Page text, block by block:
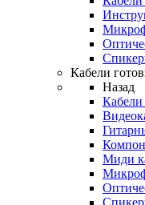
Кабели
Назад
Кабели
Миди